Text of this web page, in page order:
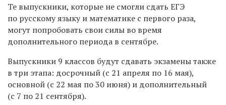
Те выпускники, которые не смогли сдать ЕГЭ
по русскому языку и математике с первого раза,
могут попробовать свои силы во время
дополнительного периода в сентябре.
Выпускники 9 классов будут сдавать экзамены также
в три этапа: досрочный (с 21 апреля по 16 мая),
основной (с 22 мая по 30 июня) и дополнительный
(с 7 по 21 сентября).